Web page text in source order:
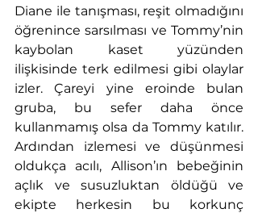
Diane ile tanışması, reşit olmadığını
öğrenince sarsılması ve Tommy’nin
kaybolan kaset yüzünden
ilişkisinde terk edilmesi gibi olaylar
izler. Çareyi yine eroinde bulan
gruba, bu sefer daha önce
kullanmamış olsa da Tommy katılır.
Ardından izlemesi ve düşünmesi
oldukça acılı, Allison’ın bebeğinin
açlık ve susuzluktan öldüğü ve
ekipte herkesin bu korkunç